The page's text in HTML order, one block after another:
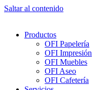
Saltar al contenido
Productos
OFI Papelería
OFI Impresión
OFI Muebles
OFI Aseo
OFI Cafetería